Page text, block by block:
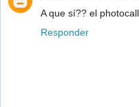
A que sí?? el
Responder